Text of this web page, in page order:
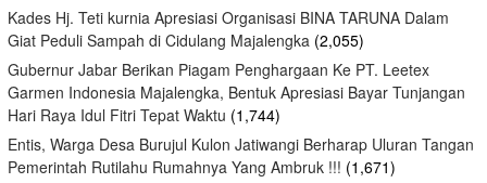
Kades Hj. Teti kurnia Apresiasi Organisasi BINA TARUNA Dalam
Giat Peduli Sampah di Cidulang Majalengka (2,055)
Gubernur Jabar Berikan Piagam Penghargaan Ke PT. Leetex
Garmen Indonesia Majalengka, Bentuk Apresiasi Bayar Tunjangan
Hari Raya Idul Fitri Tepat Waktu (1,744)
Entis, Warga Desa Burujul Kulon Jatiwangi Berharap Uluran Tangan
Pemerintah Rutilahu Rumahnya Yang Ambruk !!! (1,671)